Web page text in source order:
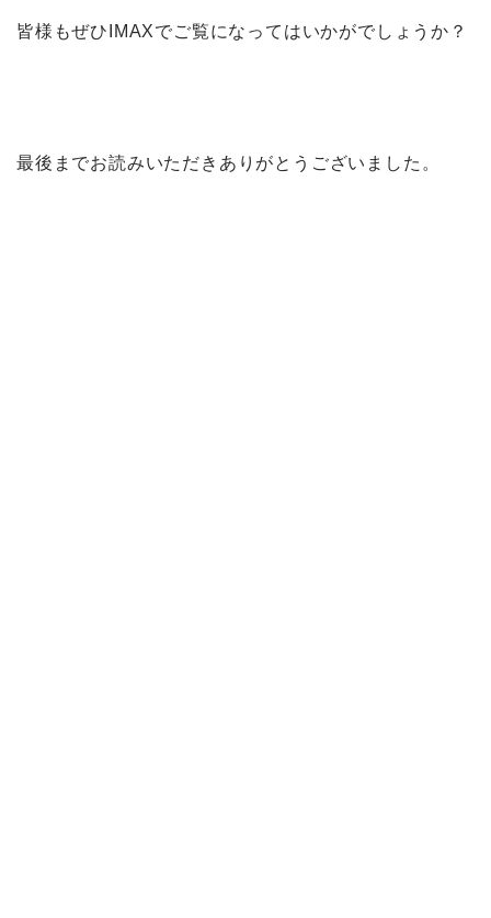
皆様もぜひIMAXでご覧になってはいかがでしょうか？
最後までお読みいただきありがとうございました。